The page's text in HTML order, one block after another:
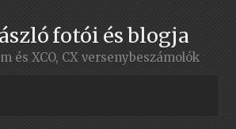
fotói és blogja
és XCO, CX versenybeszámolók